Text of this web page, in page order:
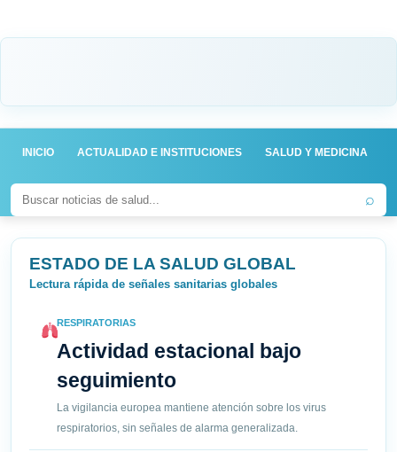
INICIO ACTUALIDAD E INSTITUCIONES SALUD Y MEDICINA
⌕
ESTADO DE LA SALUD GLOBAL
Lectura rápida de señales sanitarias globales
RESPIRATORIAS
Actividad estacional bajo
seguimiento
La vigilancia europea mantiene atención sobre los virus
respiratorios, sin señales de alarma generalizada.